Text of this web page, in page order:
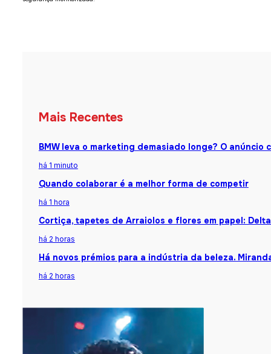
Mais Recentes
BMW leva o marketing demasiado longe? O
há 1 minuto
Quando colaborar é a melhor forma de competir
há 1 hora
Cortiça, tapetes de Arraiolos e flores em papel:
há 2 horas
Há novos prémios para a indústria da beleza.
há 2 horas